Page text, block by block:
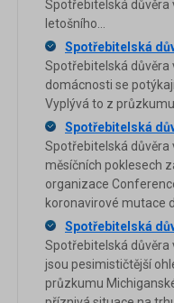
Spotřebitelská důvěra
letošního...
Spotřebitelská
Spotřebitelská důvěra
domácnosti se
Vyplývá to z
Spotřebitelská
Spotřebitelská důvěra
měsíčních poklesech
organizace
koronavirové mutace
Spotřebitelská
Spotřebitelská důvěra
jsou pesimističtější
průzkumu